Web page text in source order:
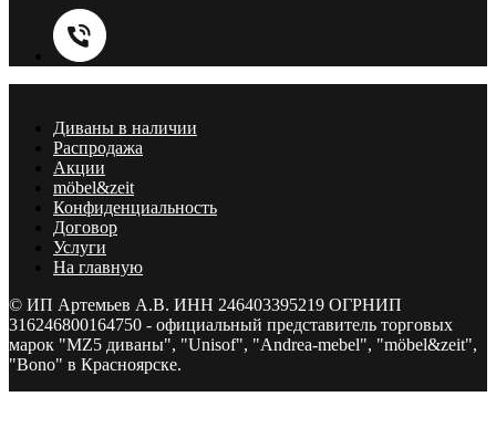
Диваны в наличии
Распродажа
Акции
möbel&zeit
Конфиденциальность
Договор
Услуги
На главную
© ИП Артемьев А.В. ИНН 246403395219 ОГРНИП
316246800164750 - официальный представитель торговых
марок "MZ5 диваны", "Unisof", "Andrea-mebel", "mӧbel&zeit",
"Bono" в Красноярске.